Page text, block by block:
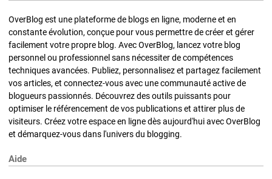
OverBlog est une plateforme de blogs en ligne, moderne et en
constante évolution, conçue pour vous permettre de créer et gérer
facilement votre propre blog. Avec OverBlog, lancez votre blog
personnel ou professionnel sans nécessiter de compétences
techniques avancées. Publiez, personnalisez et partagez facilement
vos articles, et connectez-vous avec une communauté active de
blogueurs passionnés. Découvrez des outils puissants pour
optimiser le référencement de vos publications et attirer plus de
visiteurs. Créez votre espace en ligne dès aujourd'hui avec OverBlog
et démarquez-vous dans l'univers du blogging.
Aide